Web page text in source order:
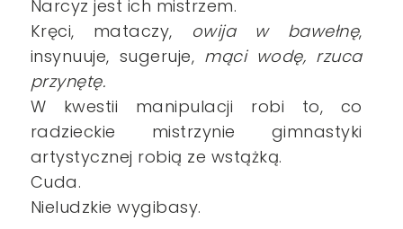
Narcyz jest ich mistrzem.
Kręci, mataczy, owija w bawełnę,
insynuuje, sugeruje, mąci wodę, rzuca
przynętę.
W kwestii manipulacji robi to, co
radzieckie mistrzynie gimnastyki
artystycznej robią ze wstążką.
Cuda.
Nieludzkie wygibasy.